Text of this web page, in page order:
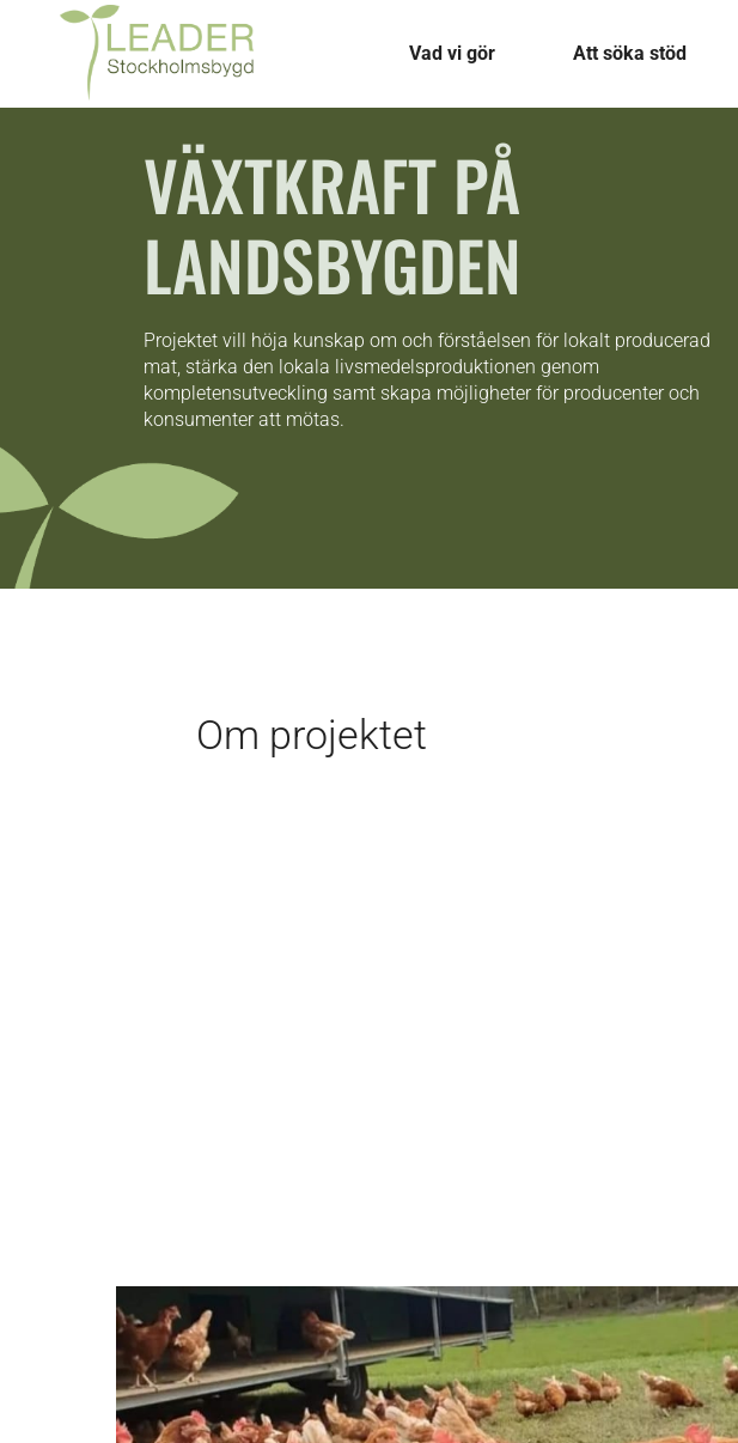
Vad vi gör Att söka stöd
VÄXTKRAFT PÅ
LANDSBYGDEN
Projektet vill höja kunskap om och förståelsen för lokalt producerad
mat, stärka den lokala livsmedelsproduktionen genom
kompletensutveckling samt skapa möjligheter för producenter och
konsumenter att mötas.
Om projektet